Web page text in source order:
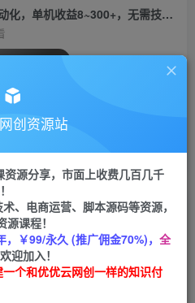
（10631期）海外手机版TK自动化，单机收益8~300+，无需技术支持，新手小白均可操作
专属资源
您暂无购买权限，请先开通会员
通会员
TK自动化，单机收益
新手小白均可操作
关注 私信
创资源站
源分享，市面上收费几百几千
、电商运营、脚本源码等资源，
课程！
，￥99/永久 (推广佣金70%)， 全
迎加入！
个和优优云网创一样的知识付